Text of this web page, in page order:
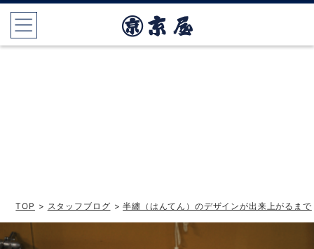
TOP > スタッフブログ >半纏（はんてん）のデザインが出来上がるまで